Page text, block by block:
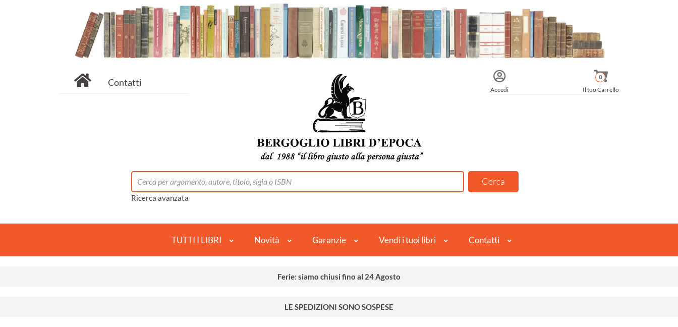
Contatti
Accedi Il tuo Carrello
0
Ricerca avanzata
TUTTI I LIBRI Novità Garanzie Vendi i tuoi libri Contatti
Ferie: siamo chiusi fino al 24 Agosto
LE SPEDIZIONI SONO SOSPESE